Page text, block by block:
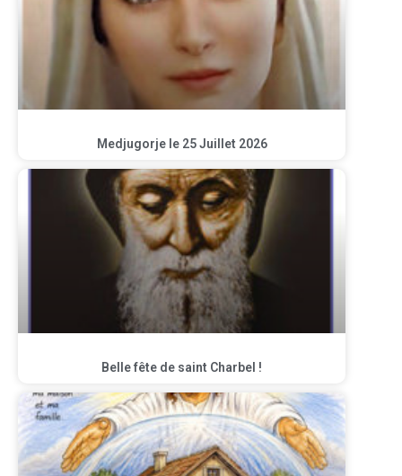
Medjugorje le 25 Juillet 2026
Belle fête de saint Charbel !